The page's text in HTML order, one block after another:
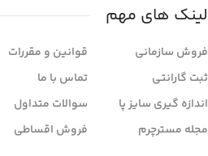
لینک های مهم
فروش سازمانی
ثبت گارانتی
اندازه گیری سایز پا
مجله مسترچرم
قوانین و مقررات
تماس با ما
سوالات متداول
فروش اقساطی